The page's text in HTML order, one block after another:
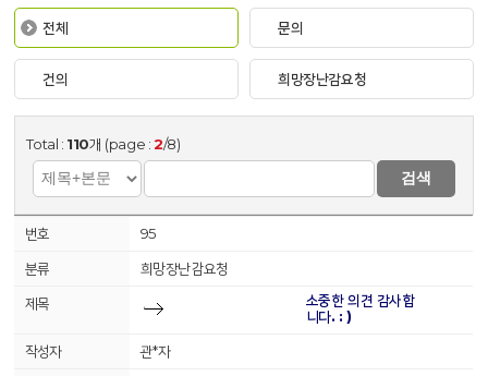
전체 문의
건의 희망장난감요청
Total : 110개 (page :2/8)
검색
95
희망장난감요청
소중한 의견 감사합
니다. : )
관*자